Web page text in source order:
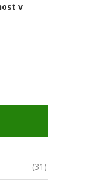
v
(31)